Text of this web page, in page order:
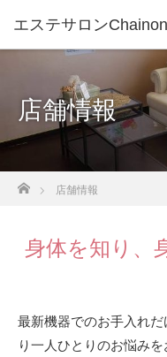
エステサロンChainon
店舗情報
ホーム
店舗情報
身体を知り、
最新機器でのお手入れ
り一人ひとりのお悩み